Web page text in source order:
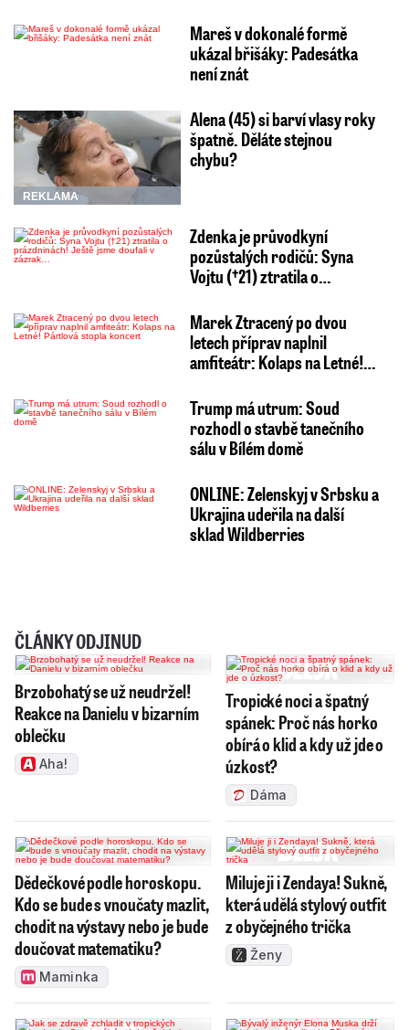
Mareš v dokonalé formě
ukázal břišáky: Padesátka
není znát
REKLAMA
Alena (45) si barví vlasy roky
špatně. Děláte stejnou
chybu?
Zdenka je průvodkyní
pozůstalých rodičů: Syna
Vojtu (†21) ztratila o…
Marek Ztracený po dvou
letech příprav naplnil
amfiteátr: Kolaps na Letné!…
Trump má utrum: Soud
rozhodl o stavbě tanečního
sálu v Bílém domě
ONLINE: Zelenskyj v Srbsku a
Ukrajina udeřila na další
sklad Wildberries
ČLÁNKY ODJINUD
Brzobohatý se už neudržel!
Reakce na Danielu v bizarním
oblečku
Aha!
Tropické noci a špatný
spánek: Proč nás horko
obírá o klid a kdy už jde o
úzkost?
Dáma
Dědečkové podle horoskopu.
Kdo se bude s vnoučaty mazlit,
chodit na výstavy nebo je bude
doučovat matematiku?
Maminka
Miluje ji i Zendaya! Sukně,
která udělá stylový outfit
z obyčejného trička
Ženy